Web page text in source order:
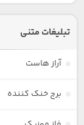
تبلیغات متنی
آراز هاست
برج خنک کننده